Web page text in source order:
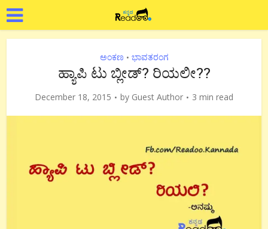
ಅಂಕಣ • ಭಾವತರಂಗ
ಹ್ಯಾಪಿ ಟು ಬ್ಲೀಡ್? ರಿಯಲೀ??
December 18, 2015 by Guest Author 3 min read